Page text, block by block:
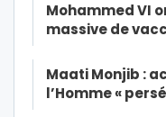
Mohammed VI
massive de
Maati Monjib :
l’Homme «